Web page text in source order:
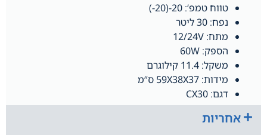
טווח טמפ’: 20-(20-)
נפח: 30 ליטר
מתח: 12/24V
הספק: 60W
משקל: 11.4 קילוגרם
מידות: 59X38X37 ס”מ
דגם: CX30
אחריות